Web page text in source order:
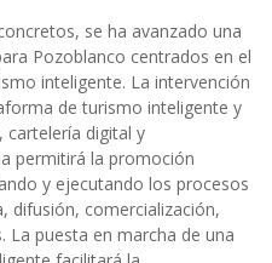
se ha avanzado una
Pozoblanco centrados en el
inteligente. La intervención
de turismo inteligente y
cartelería digital y
permitirá la promoción
y ejecutando los procesos
difusión, comercialización,
puesta en marcha de una